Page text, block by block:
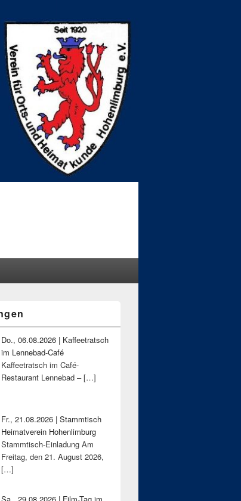
Do., 06.08.2026 | Kaffeetratsch
im Lennebad-Café
Kaffeetratsch im Café-
Restaurant Lennebad –[…]
Fr., 21.08.2026 | Stammtisch
Heimatverein Hohenlimburg
Stammtisch-Einladung Am
Freitag, den 21. August 2026,
[…]
Sa., 29.08.2026 | Film-Tag im